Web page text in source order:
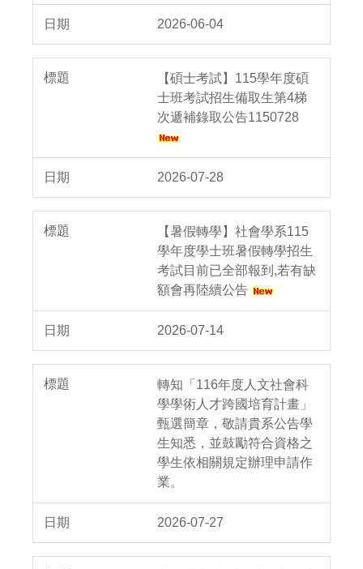
2026-06-04
【碩士考試】115學年度碩
士班考試招生備取生第4梯
次遞補錄取公告1150728
2026-07-28
【暑假轉學】社會學系115
學年度學士班暑假轉學招生
考試目前已全部報到,若有缺
額會再陸續公告
2026-07-14
轉知「116年度人文社會科
學學術人才跨國培育計畫」
甄選簡章，敬請貴系公告學
生知悉，並鼓勵符合資格之
學生依相關規定辦理申請作
業。
2026-07-27